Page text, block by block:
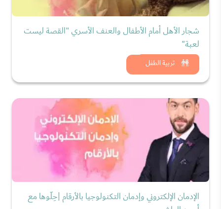
تربية الطفل
شجار الأهل أمام الأطفال والعنف الأسري "القصة ليست
لعبة"
شاهد الان
الإدمان الإلكتروني وإدمان التكنولوجيا بالأرقام |حِلّوها مع